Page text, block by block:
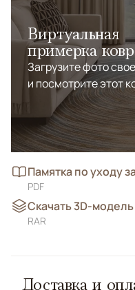
Виртуальная
примерка
Загрузите фото
и посмотрите этот
Памятка по уходу
PDF
Скачать 3D-модель
RAR
Доставка и